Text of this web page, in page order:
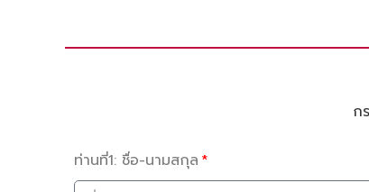
ก
ท่านที่1: ชื่อ-นามสกุล